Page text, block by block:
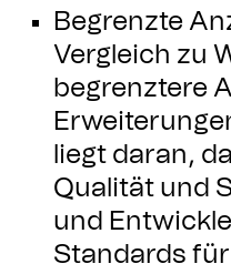
Begrenzte
Vergleich zu
begrenztere
liegt daran,
Qualität und
und
Standards